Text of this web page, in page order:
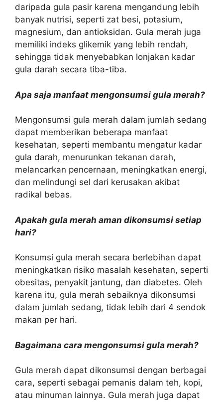
daripada gula pasir karena mengandung lebih
banyak nutrisi, seperti zat besi, potasium,
magnesium, dan antioksidan. Gula merah juga
memiliki indeks glikemik yang lebih rendah,
sehingga tidak menyebabkan lonjakan kadar
gula darah secara tiba-tiba.
Apa saja manfaat mengonsumsi gula merah?
Mengonsumsi gula merah dalam jumlah sedang
dapat memberikan beberapa manfaat
kesehatan, seperti membantu mengatur kadar
gula darah, menurunkan tekanan darah,
melancarkan pencernaan, meningkatkan energi,
dan melindungi sel dari kerusakan akibat
radikal bebas.
Apakah gula merah aman dikonsumsi setiap
hari?
Konsumsi gula merah secara berlebihan dapat
meningkatkan risiko masalah kesehatan, seperti
obesitas, penyakit jantung, dan diabetes. Oleh
karena itu, gula merah sebaiknya dikonsumsi
dalam jumlah sedang, tidak lebih dari 4 sendok
makan per hari.
Bagaimana cara mengonsumsi gula merah?
Gula merah dapat dikonsumsi dengan berbagai
cara, seperti sebagai pemanis dalam teh, kopi,
atau minuman lainnya. Gula merah juga dapat